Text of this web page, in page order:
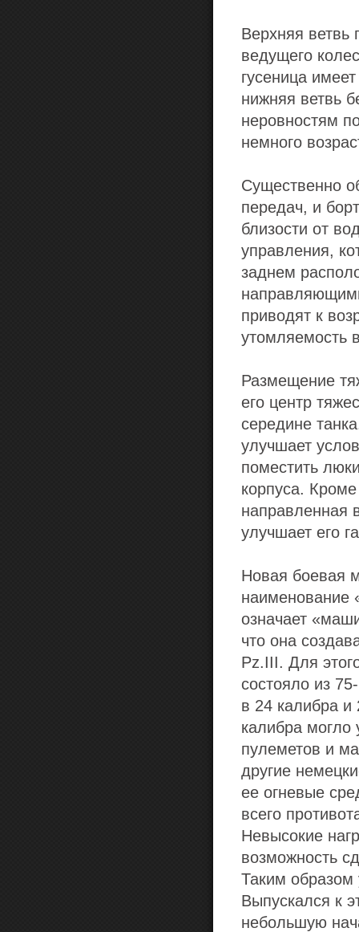
Верхняя ветвь
ведущего
гусеница
нижняя ветвь
неровностям
немного
Существенно
передач, и
близости от
управления,
заднем
приводят к
утомляемость
Размещение
его центр
середине
улучшает
поместить
корпуса.
направленная
улучшает его
Новая боевая
наименование
означает
что она
Pz.III. Для
состояло из
в 24 калибра и
калибра
пулеметов и
другие
ее огневые
всего
Невысокие
возможность
Таким образом
Выпускался к
небольшую